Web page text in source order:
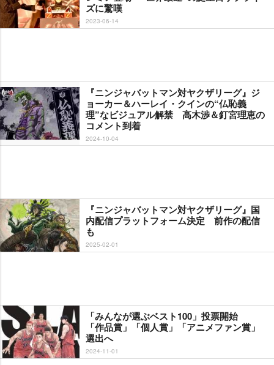
ズに驚嘆
2023-06-14
『ニンジャバットマン対ヤクザリーグ』ジ
ョーカー＆ハーレイ・クインの“仏恥義
理”なビジュアル解禁 高木渉＆釘宮理恵の
コメント到着
2024-10-04
『ニンジャバットマン対ヤクザリーグ』国
内配信プラットフォーム決定 前作の配信
も
2025-02-01
「みんなが選ぶベスト100」投票開始
「作品賞」「個人賞」「アニメファン賞」
選出へ
2024-11-01